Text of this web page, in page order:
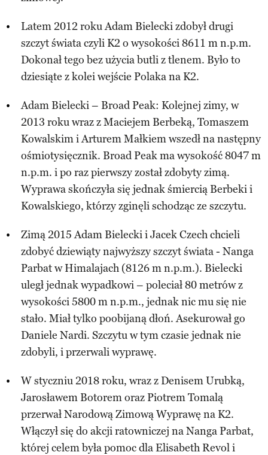
Latem 2012 roku Adam Bielecki zdobył drugi
szczyt świata czyli K2 o wysokości 8611 m n.p.m.
Dokonał tego bez użycia butli z tlenem. Było to
dziesiąte z kolei wejście Polaka na K2.
Adam Bielecki – Broad Peak: Kolejnej zimy, w
2013 roku wraz z Maciejem Berbeką, Tomaszem
Kowalskim i Arturem Małkiem wszedł na następny
ośmiotysięcznik. Broad Peak ma wysokość 8047 m
n.p.m. i po raz pierwszy został zdobyty zimą.
Wyprawa skończyła się jednak śmiercią Berbeki i
Kowalskiego, którzy zginęli schodząc ze szczytu.
Zimą 2015 Adam Bielecki i Jacek Czech chcieli
zdobyć dziewiąty najwyższy szczyt świata - Nanga
Parbat w Himalajach (8126 m n.p.m.). Bielecki
uległ jednak wypadkowi – poleciał 80 metrów z
wysokości 5800 m n.p.m., jednak nic mu się nie
stało. Miał tylko poobijaną dłoń. Asekurował go
Daniele Nardi. Szczytu w tym czasie jednak nie
zdobyli, i przerwali wyprawę.
W styczniu 2018 roku, wraz z Denisem Urubką,
Jarosławem Botorem oraz Piotrem Tomalą
przerwał Narodową Zimową Wyprawę na K2.
Włączył się do akcji ratowniczej na Nanga Parbat,
której celem była pomoc dla Elisabeth Revol i